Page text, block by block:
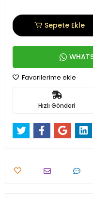
Sepete Ekle
Favorilerime ekle
Hızlı Gönderi